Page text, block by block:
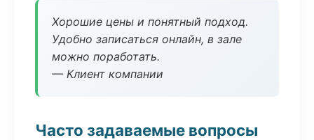
Хорошие цены и понятный подход.
Удобно записаться онлайн, в зале
можно поработать.
— Клиент компании
Часто задаваемые вопросы